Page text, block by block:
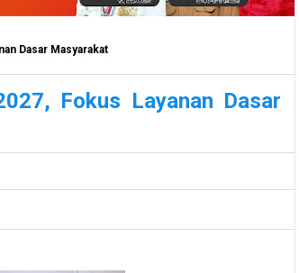
Dasar Masyarakat
Fokus Layanan Dasar